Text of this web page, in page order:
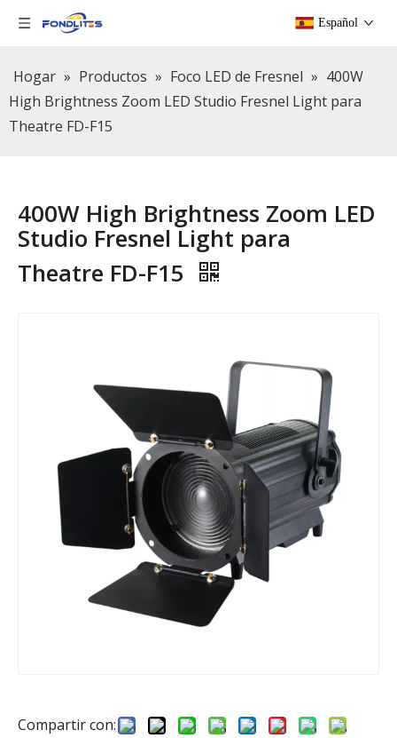
Español
Hogar » Productos » Foco LED de Fresnel » 400W
High Brightness Zoom LED Studio Fresnel Light para
Theatre FD-F15
400W High Brightness Zoom LED
Studio Fresnel Light para
Theatre FD-F15
Compartir con: